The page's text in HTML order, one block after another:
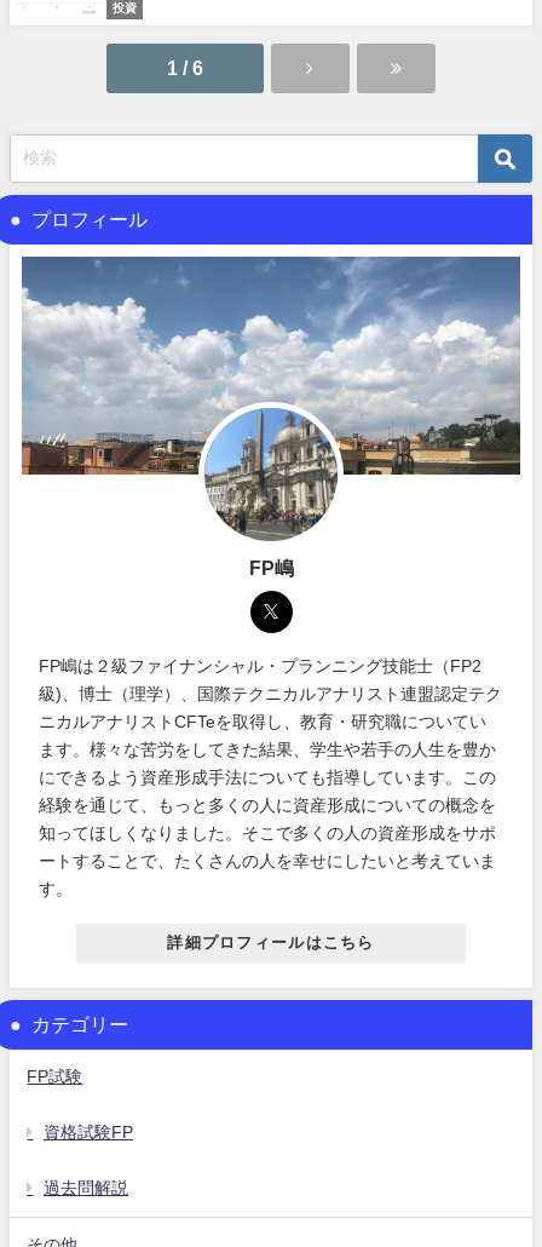
投資
1 / 6
プロフィール
FP嶋
FP嶋は２級ファイナンシャル・プランニング技能士（FP2
級)、博士（理学）、国際テクニカルアナリスト連盟認定テク
ニカルアナリストCFTeを取得し、教育・研究職についてい
ます。様々な苦労をしてきた結果、学生や若手の人生を豊か
にできるよう資産形成手法についても指導しています。この
経験を通じて、もっと多くの人に資産形成についての概念を
知ってほしくなりました。そこで多くの人の資産形成をサポ
ートすることで、たくさんの人を幸せにしたいと考えていま
す。
詳細プロフィールはこちら
カテゴリー
FP試験
資格試験FP
過去問解説